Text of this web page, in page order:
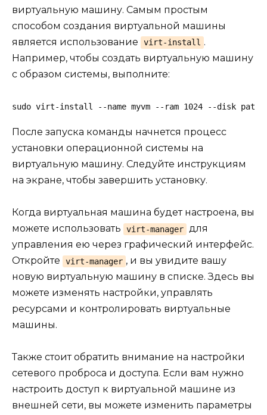
виртуальную машину. Самым простым
способом создания виртуальной машины
является использование
virt-install .
Например, чтобы создать виртуальную машину
с образом системы, выполните:
sudo virt-install --name myvm --ram 1024 --disk
После запуска команды начнется процесс
установки операционной системы на
виртуальную машину. Следуйте инструкциям
на экране, чтобы завершить установку.
Когда виртуальная машина будет настроена, вы
можете использовать
virt-manager для
управления ею через графический интерфейс.
Откройте
virt-manager , и вы увидите вашу
новую виртуальную машину в списке. Здесь вы
можете изменять настройки, управлять
ресурсами и контролировать виртуальные
машины.
Также стоит обратить внимание на настройки
сетевого проброса и доступа. Если вам нужно
настроить доступ к виртуальной машине из
внешней сети, вы можете изменить параметры